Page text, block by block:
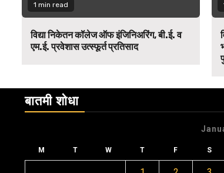
1 min read
विद्या निकेतन कॉलेज ऑफ इंजिनिअरिंग, बी.ई. व
एम.ई. प्रवेशास उत्स्फूर्त प्रतिसाद
बातमी शोधा
M T W T F S